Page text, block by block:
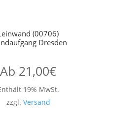
(00706)
Dresden
Ab 21,00€
19% MwSt.
zzgl. Versand